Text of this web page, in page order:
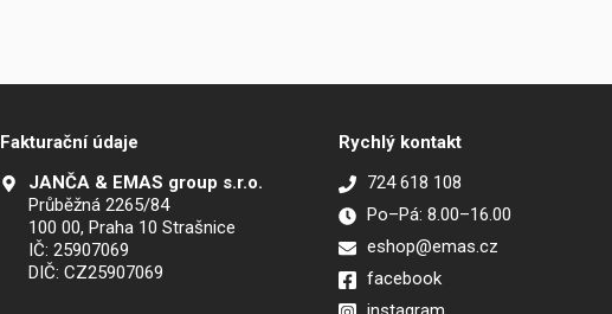
Fakturační údaje
JANČA & EMAS group s.r.o.
Průběžná 2265/84
100 00, Praha 10 Strašnice
IČ: 25907069
DIČ: CZ25907069
Rychlý kontakt
724 618 108
Po–Pá: 8.00–16.00
eshop@emas.cz
facebook